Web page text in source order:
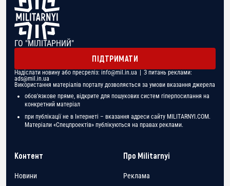
ГО "МІЛІТАРНИЙ"
ПІДТРИМАТИ
Надіслати новину або пресреліз: info@mil.in.ua | З питань реклами:
ads@mil.in.ua
Використання матеріалів порталу дозволяється за умови вказання джерела
обов'язкове пряме, відкрите для пошукових систем гіперпосилання на
конкретний матеріал
при публікації не в Інтернеті – вказання адреси сайту MILITARNYI.COM.
Матеріали «Спецпроектів» публікуються на правах реклами.
Контент
Новини
Про Militarnyi
Реклама